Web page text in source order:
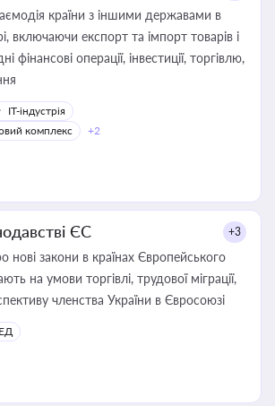
країни з іншими державами в
включаючи експорт та імпорт товарів і
фінансові операції, інвестиції, торгівлю,
IT-індустрія
комплекс
+2
ЄС +3
нові закони в країнах Європейського
членства України в Євросоюзі